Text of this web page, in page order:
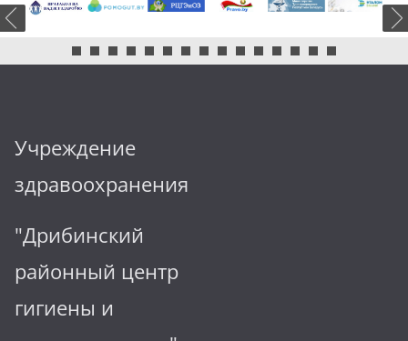
Учреждение
здравоохранения
"Дрибинский
районный центр
гигиены и